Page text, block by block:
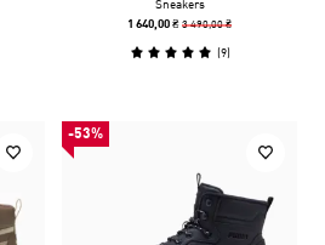
Sneakers
1 640,00 ₴3 490,00 ₴
(9)
-53%